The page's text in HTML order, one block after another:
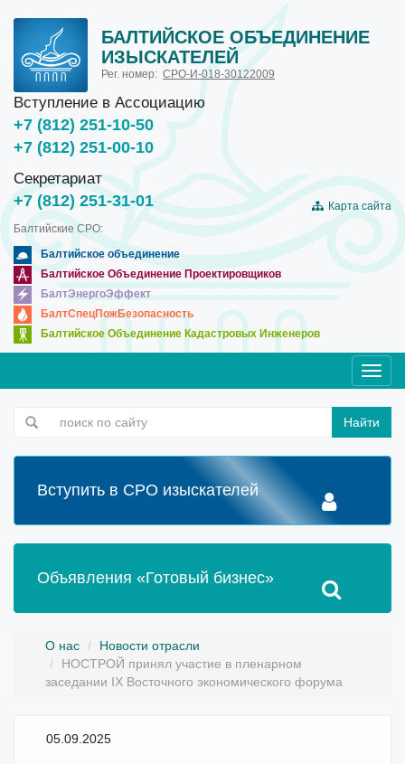
БАЛТИЙСКОЕ ОБЪЕДИНЕНИЕ
ИЗЫСКАТЕЛЕЙ
Рег. номер: СРО-И-018-30122009
Вступление в Ассоциацию
+7 (812) 251-10-50
+7 (812) 251-00-10
Секретариат
+7 (812) 251-31-01
Карта сайта
Балтийские СРО:
Балтийское объединение
Балтийское Объединение Проектировщиков
БалтЭнергоЭффект
БалтСпецПожБезопасность
Балтийское Объединение Кадастровых Инженеров
Найти
Вступить в СРО изыскателей
Объявления «Готовый бизнес»
О нас
Новости отрасли
НОСТРОЙ принял участие в пленарном
заседании IX Восточного экономического форума
05.09.2025